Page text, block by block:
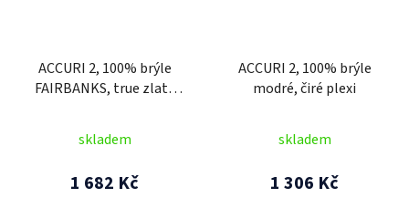
ACCURI 2, 100% brýle
FAIRBANKS, true zlaté
skladem
1 682 Kč
ACCURI 2, 100% brýle
modré, čiré plexi
skladem
1 306 Kč